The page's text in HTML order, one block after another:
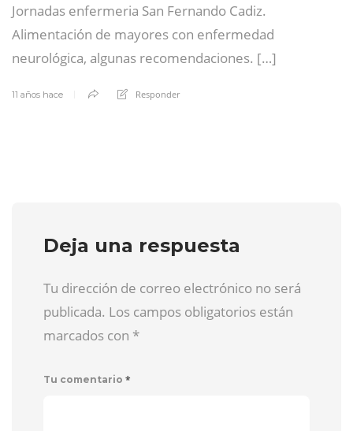
Jornadas enfermeria San Fernando Cadiz.
Alimentación de mayores con enfermedad
neurológica, algunas recomendaciones. […]
11 años hace Responder
Deja una respuesta
Tu dirección de correo electrónico no será
publicada. Los campos obligatorios están
marcados con *
Tu comentario *